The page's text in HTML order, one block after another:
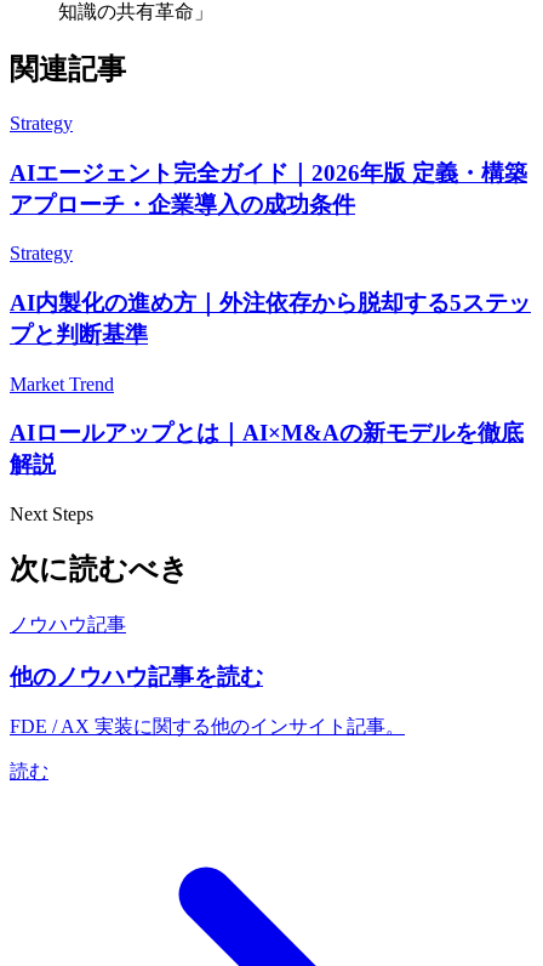
知識の​共有革命」
関連記事
Strategy
AIエージェント完全ガイド｜2026年版 定義・構築
アプローチ・企業導入の成功条件
Strategy
AI内製化の進め方｜外注依存から脱却する5ステッ
プと判断基準
Market Trend
AIロールアップとは｜AI×M&Aの新モデルを徹底
解説
Next Steps
次に読むべき
ノウハウ記事
他のノウハウ記事を読む
FDE / AX 実装に関する他のインサイト記事。
読む